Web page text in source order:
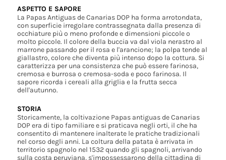
ASPETTO E SAPORE
La Papas Antiguas de Canarias DOP ha forma arrotondata,
con superficie irregolare contrassegnata dalla presenza di
occhiature più o meno profonde e dimensioni piccole o
molto piccole. Il colore della buccia va dal viola nerastro al
marrone passando per il rosa e l'arancione; la polpa tende al
giallastro, colore che diventa più intenso dopo la cottura. Si
caratterizza per una consistenza che può essere farinosa,
cremosa e burrosa o cremosa-soda e poco farinosa. Il
sapore ricorda i cereali alla griglia e la frutta secca
dell'autunno.
STORIA
Storicamente, la coltivazione Papas antiguas de Canarias
DOP era di tipo familiare e si praticava negli orti, il che ha
consentito di mantenere inalterate le pratiche tradizionali
nel corso degli anni. La coltura della patata è arrivata in
territorio spagnolo nel 1532 quando gli spagnoli, arrivando
sulla costa peruviana, s'impossessarono della cittadina di